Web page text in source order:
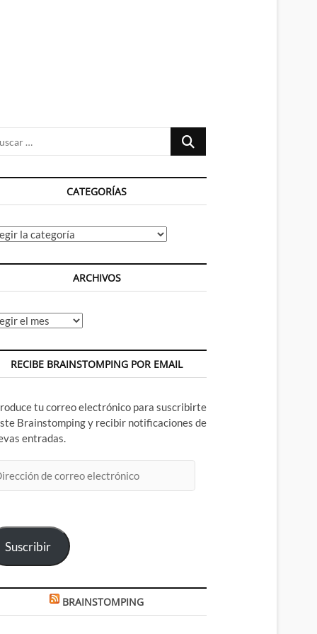
Buscar
CATEGORÍAS
ARCHIVOS
RECIBE BRAINSTOMPING POR EMAIL
tu correo electrónico para suscribirte
Brainstomping y recibir notificaciones de
entradas.
Suscribir
BRAINSTOMPING